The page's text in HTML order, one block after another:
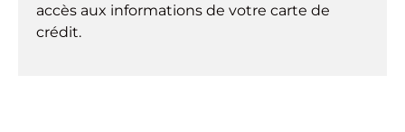
accès aux informations de votre carte de
crédit.